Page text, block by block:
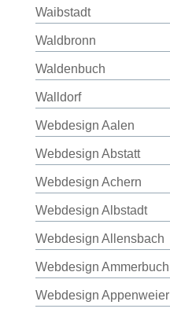
Waibstadt
Waldbronn
Waldenbuch
Walldorf
Webdesign Aalen
Webdesign Abstatt
Webdesign Achern
Webdesign Albstadt
Webdesign Allensbach
Webdesign Ammerbuch
Webdesign Appenweier